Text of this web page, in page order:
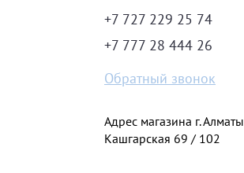
+7 727 229 25 74
+7 777 28 444 26
Обратный звонок
Адрес магазина г. Алматы
Кашгарская 69 / 102